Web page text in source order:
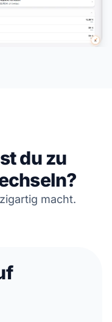
du zu
macht.